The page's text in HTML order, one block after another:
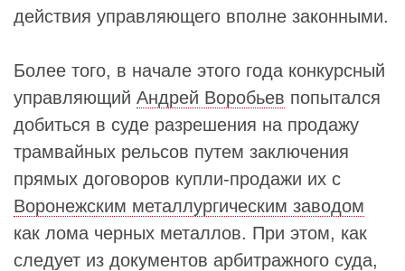
действия управляющего вполне законными.
Более того, в начале этого года конкурсный
управляющий Андрей Воробьев попытался
добиться в суде разрешения на продажу
трамвайных рельсов путем заключения
прямых договоров купли-продажи их с
Воронежским металлургическим заводом
как лома черных металлов. При этом, как
следует из документов арбитражного суда,